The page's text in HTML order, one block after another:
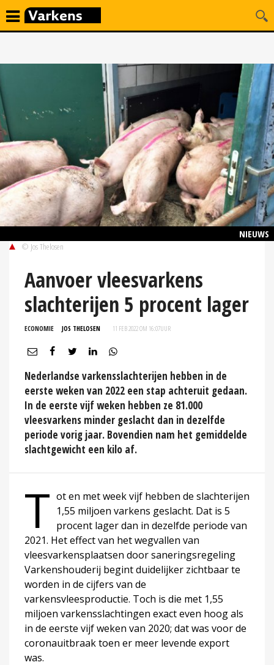
NIEUWS
© Jos Thelosen
Aanvoer vleesvarkens
slachterijen 5 procent lager
ECONOMIE JOS THELOSEN 11 FEB 2022 OM 16:07UUR
Nederlandse varkensslachterijen hebben in de
eerste weken van 2022 een stap achteruit gedaan.
In de eerste vijf weken hebben ze 81.000
vleesvarkens minder geslacht dan in dezelfde
periode vorig jaar. Bovendien nam het gemiddelde
slachtgewicht een kilo af.
T ot en met week vijf hebben de slachterijen
1,55 miljoen varkens geslacht. Dat is 5
procent lager dan in dezelfde periode van
2021. Het effect van het wegvallen van
vleesvarkensplaatsen door saneringsregeling
Varkenshouderij begint duidelijker zichtbaar te
worden in de cijfers van de
varkensvleesproductie. Toch is die met 1,55
miljoen varkensslachtingen exact even hoog als
in de eerste vijf weken van 2020; dat was voor de
coronauitbraak toen er meer levende export
was.